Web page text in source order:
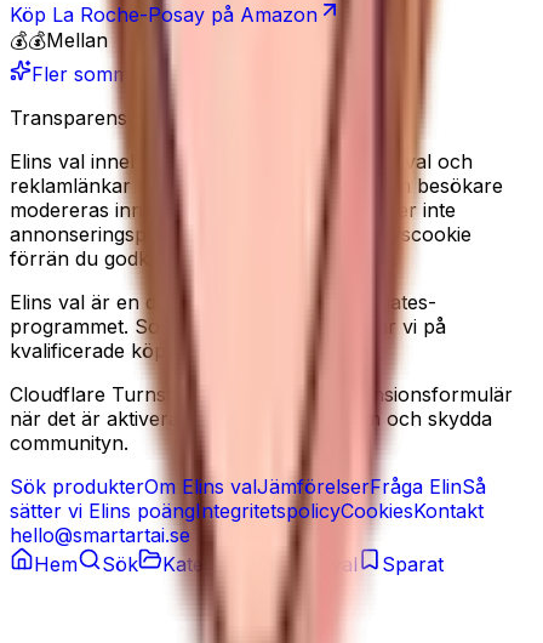
Köp La Roche-Posay på Amazon
💰💰Mellan
Fler sommarfavoriter
Transparens
Elins val innehåller redaktionella produkturval och
reklamlänkar till Amazon. Recensioner från besökare
modereras innan de publiceras. Vi använder inte
annonseringspixlar, och sätter ingen analyscookie
förrän du godkänner det i cookiebannern.
Elins val är en deltagare i Amazon Associates-
programmet. Som Amazon-partner tjänar vi på
kvalificerade köp.
Cloudflare Turnstile kan laddas på recensionsformulär
när det är aktiverat, för att minska spam och skydda
communityn.
Sök produkterOm Elins valJämförelserFråga ElinSå
sätter vi Elins poängIntegritetspolicyCookiesKontakt
hello@smartartai.se
Hem
Sök Kategorier Elins val Sparat